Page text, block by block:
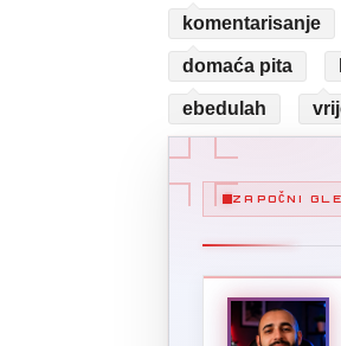
komentarisanje
domaća pita
ebedulah
ZAPOČNI